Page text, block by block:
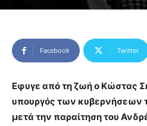
Facebook Twitter
Eφυγε από τη ζωή ο Κώστας
υπουργός των κυβερνήσεων
μετά την παραίτηση του